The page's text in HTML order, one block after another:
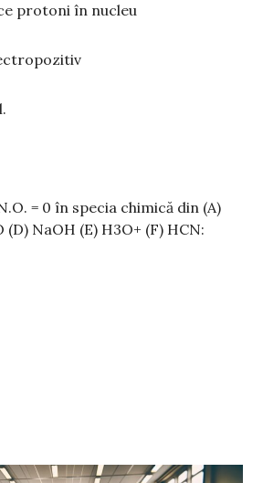
protoni în nucleu
tropozitiv
= 0 în specia chimică din (A)
(D) NaOH (E) H3O+ (F) HCN: